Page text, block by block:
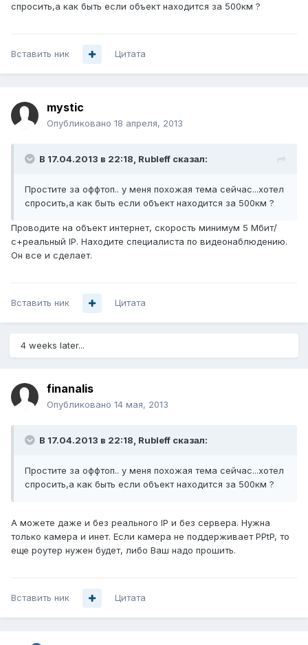
спросить,а как быть если объект находится за 500км ?
Вставить ник Цитата
mystic
Опубликовано 18 апреля, 2013
В 17.04.2013 в 22:18, Rubleff сказал:
Простите за оффтоп.. у меня похожая тема сейчас...хотел
спросить,а как быть если объект находится за 500км ?
Проводите на объект интернет, скорость минимум 5 Мбит/
с+реальный IP. Находите специалиста по видеонаблюдению.
Он все и сделает.
Вставить ник Цитата
4 weeks later...
finanalis
Опубликовано 14 мая, 2013
В 17.04.2013 в 22:18, Rubleff сказал:
Простите за оффтоп.. у меня похожая тема сейчас...хотел
спросить,а как быть если объект находится за 500км ?
А можете даже и без реального IP и без сервера. Нужна
только камера и инет. Если камера не поддерживает PPtP, то
еще роутер нужен будет, либо Ваш надо прошить.
Вставить ник Цитата